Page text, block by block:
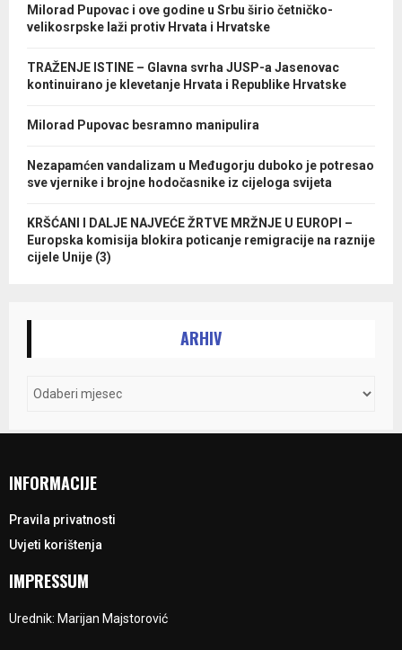
Milorad Pupovac i ove godine u Srbu širio četničko-
velikosrpske laži protiv Hrvata i Hrvatske
TRAŽENJE ISTINE – Glavna svrha JUSP-a Jasenovac
kontinuirano je klevetanje Hrvata i Republike Hrvatske
Milorad Pupovac besramno manipulira
Nezapamćen vandalizam u Međugorju duboko je potresao
sve vjernike i brojne hodočasnike iz cijeloga svijeta
KRŠĆANI I DALJE NAJVEĆE ŽRTVE MRŽNJE U EUROPI –
Europska komisija blokira poticanje remigracije na raznije
cijele Unije (3)
ARHIV
INFORMACIJE
Pravila privatnosti
Uvjeti korištenja
IMPRESSUM
Urednik: Marijan Majstorović